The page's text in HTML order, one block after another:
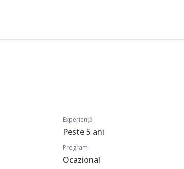
Experiență
Peste 5 ani
Program
Ocazional